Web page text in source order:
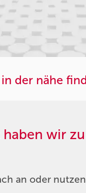
der nähe
wir
an oder